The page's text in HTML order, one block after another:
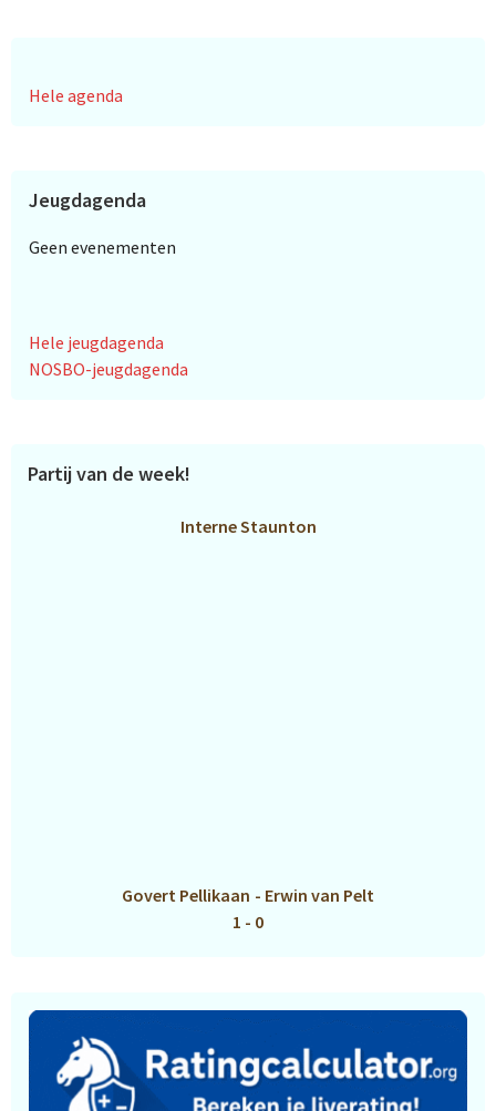
Hele agenda
Jeugdagenda
Geen evenementen
Hele jeugdagenda
NOSBO-jeugdagenda
Partij van de week!
Interne Staunton
Govert Pellikaan - Erwin van Pelt
1 - 0